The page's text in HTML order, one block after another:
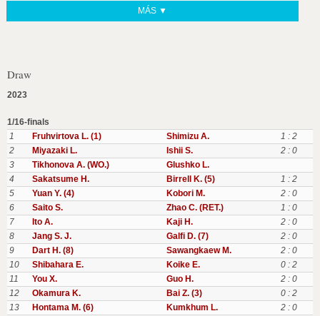
MÁS ▼
Draw
2023
1/16-finals
1
Fruhvirtova L. (1) Shimizu A.
1 : 2
2
Miyazaki L. Ishii S.
2 : 0
3
Tikhonova A. (WO.)
Glushko L.
4
Sakatsume H. Birrell K. (5)
1 : 2
5
Yuan Y. (4) Kobori M.
2 : 0
6
Saito S. Zhao C. (RET.)
1 : 0
7
Ito A. Kaji H.
2 : 0
8
Jang S. J. Galfi D. (7)
2 : 0
9
Dart H. (8) Sawangkaew M.
2 : 0
10
Shibahara E. Koike E.
0 : 2
11
You X. Guo H.
2 : 0
12
Okamura K. Bai Z. (3)
0 : 2
13
Hontama M. (6) Kumkhum L. 2 : 0